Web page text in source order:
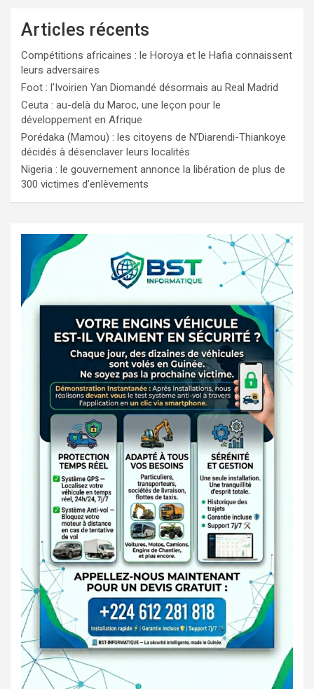
Articles récents
Compétitions africaines : le Horoya et le Hafia connaissent
leurs adversaires
Foot : l’Ivoirien Yan Diomandé désormais au Real Madrid
Ceuta : au-delà du Maroc, une leçon pour le
développement en Afrique
Porédaka (Mamou) : les citoyens de N’Diarendi-Thiankoye
décidés à désenclaver leurs localités
Nigeria : le gouvernement annonce la libération de plus de
300 victimes d’enlèvements